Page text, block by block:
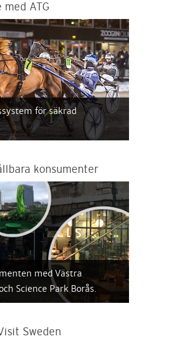
med ATG
för säkrad
konsumenter
med Västra
Science Park Borås.
Sweden